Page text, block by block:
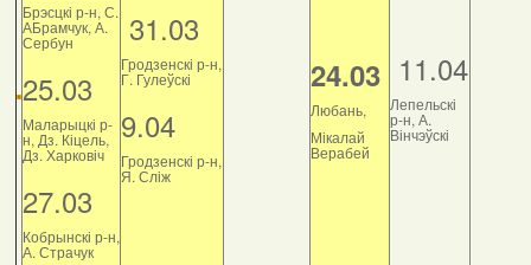
Брэсцкі р-н, С.
АБрамчук, А.
Сербун
25.03
Маларыцкі р-
н, Дз. Кіцель,
Дз. Харковіч
27.03
Кобрынскі р-н,
А. Страчук
31.03
Гродзенскі р-н,
Г. Гулеўскі
9.04
Гродзенскі р-н,
Я. Сліж
24.03
Любань,
Мікалай
Верабей
11.04
Лепельскі
р-н, А.
Вінчэўскі